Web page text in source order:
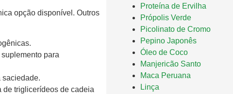
opção disponível. Outros
para
saciedade.
de triglicerídeos de cadeia
Proteína de Ervilha
Própolis Verde
Picolinato de Cromo
Pepino Japonês
Óleo de Coco
Manjericão Santo
Maca Peruana
Linça